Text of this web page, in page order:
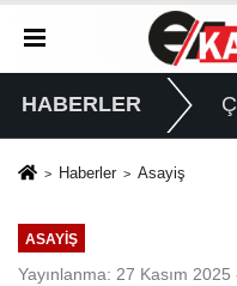
HABERLER
Haberler Asayiş
ASAYIŞ
Yayınlanma: 27 Kasım 2025